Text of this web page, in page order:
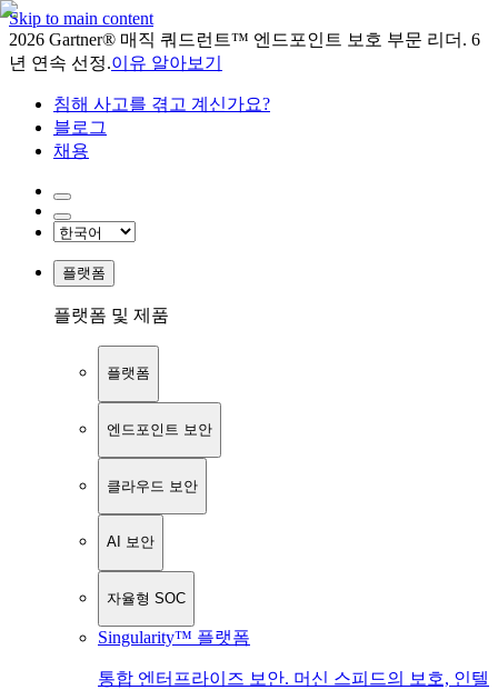
Skip to main content
2026 Gartner® 매직 쿼드런트™ 엔드포인트 보호 부문 리더. 6
년 연속 선정.이유 알아보기
침해 사고를 겪고 계신가요?
블로그
채용
플랫폼
플랫폼 및 제품
플랫폼
엔드포인트 보안
클라우드 보안
AI 보안
자율형 SOC
Singularity™ 플랫폼
통합 엔터프라이즈 보안. 머신 스피드의 보호, 인텔